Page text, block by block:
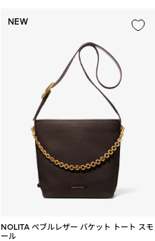
NEW
NOLITA ペブルレザー バケット トート スモ
ール